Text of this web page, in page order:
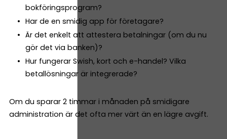
bokföringsprogram?
Har de en smidig app för företagare?
Är det enkelt att attestera betalningar (om du nu
gör det via banken)?
Hur fungerar Swish, kort och e-handel? Vilka
betallösningar är integrerade?
Om du sparar 2 timmar i månaden på smidigare
administration är det ofta mer värt än en lägre avgift.